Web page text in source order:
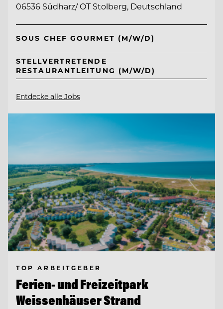
06536 Südharz/ OT Stolberg, Deutschland
SOUS CHEF GOURMET (M/W/D)
STELLVERTRETENDE
RESTAURANTLEITUNG (M/W/D)
Entdecke alle Jobs
TOP ARBEITGEBER
Ferien- und Freizeitpark
Weissenhäuser Strand